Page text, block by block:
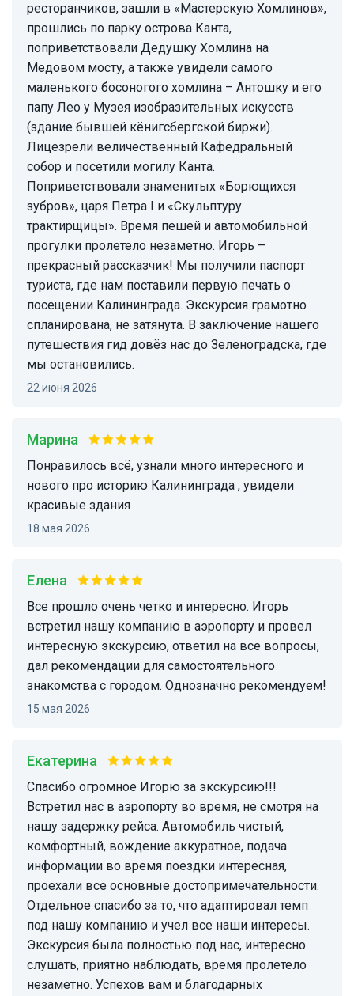
ресторанчиков, зашли в «Мастерскую Хомлинов»,
прошлись по парку острова Канта,
поприветствовали Дедушку Хомлина на
Медовом мосту, а также увидели самого
маленького босоногого хомлина – Антошку и его
папу Лео у Музея изобразительных искусств
(здание бывшей кёнигсбергской биржи).
Лицезрели величественный Кафедральный
собор и посетили могилу Канта.
Поприветствовали знаменитых «Борющихся
зубров», царя Петра І и «Скульптуру
трактирщицы». Время пешей и автомобильной
прогулки пролетело незаметно. Игорь –
прекрасный рассказчик! Мы получили паспорт
туриста, где нам поставили первую печать о
посещении Калининграда. Экскурсия грамотно
спланирована, не затянута. В заключение нашего
путешествия гид довёз нас до Зеленоградска, где
мы остановились.
22 июня 2026
Марина
понравилось всё, узнали много интересного и
нового про историю Калининграда , увидели
красивые здания
18 мая 2026
Елена
все прошло очень четко и интересно. Игорь
встретил нашу компанию в аэропорту и провел
интересную экскурсию, ответил на все вопросы,
дал рекомендации для самостоятельного
знакомства с городом. Однозначно рекомендуем!
15 мая 2026
Екатерина
Спасибо огромное Игорю за экскурсию!!!
Встретил нас в аэропорту во время, не смотря на
нашу задержку рейса. Автомобиль чистый,
комфортный, вождение аккуратное, подача
информации во время поездки интересная,
проехали все основные достопримечательности.
Отдельное спасибо за то, что адаптировал темп
под нашу компанию и учел все наши интересы.
Экскурсия была полностью под нас, интересно
слушать, приятно наблюдать, время пролетело
незаметно. Успехов вам и благодарных